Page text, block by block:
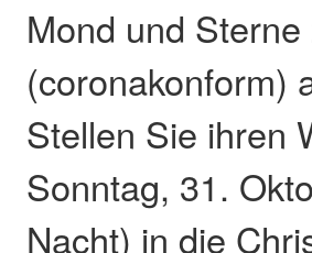
Mond und
(coronakonform)
Stellen Sie ihren
Sonntag, 31.
Nacht) in die